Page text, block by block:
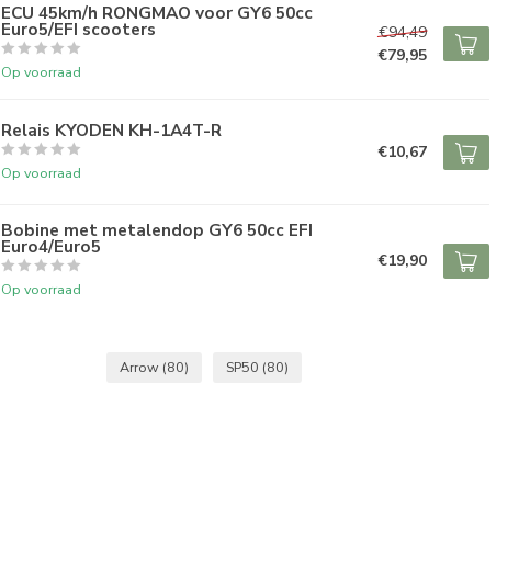
ECU 45km/h RONGMAO voor GY6 50cc
Euro5/EFI scooters
Op voorraad
€94,49
€79,95
Relais KYODEN KH-1A4T-R
Op voorraad
€10,67
Bobine met metalendop GY6 50cc EFI
Euro4/Euro5
Op voorraad
€19,90
Arrow (80) SP50 (80)